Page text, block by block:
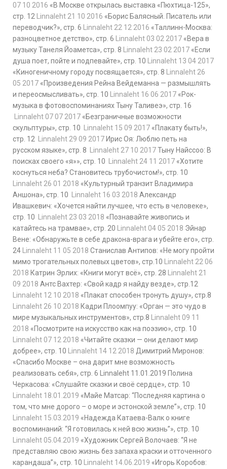
07 10 2016 «В Москве открылась выставка «Пюхтица-125»,
стр. 12
Linnaleht 21 10 2016 «Борис Балясный. Писатель или
переводчик?», стр. 6
Linnaleht 22 12 2016 «Таллинн-Москва:
разноцветное детство», стр. 6
Linnaleht 03 02 2017 «Вера в
музыку Танеля Йоаметса», стр. 8
Linnaleht 23 02 2017 «Если
душа поет, пойте и подпевайте», стр. 10
Linnaleht 13 04 2017
«Киногеничному городу посвящается», стр. 8
Linnaleht 26
05 2017 «Произведения Рейна Вейдеманна — размышлять
и переосмысливать», стр. 10
Linnaleht 16 06 2017 «Рок-
музыка в фотовоспоминаниях Тыну Таливеэ», стр. 16
Linnaleht 07 07 2017 «Безграничные возможности
скульптуры», стр. 10
Linnaleht 15 09 2017 «Плакату быть!»,
стр. 12
Linnaleht 29 09 2017 Ирис Оя: Люблю петь на
русском языке», стр. 8
Linnaleht 27 10 2017Тыну Найссоо: В
поисках своего «я»», стр. 10
Linnaleht 24 11 2017 «Хотите
коснуться неба? Становитесь трубочистом!», стр. 10
Linnaleht 26 01 2018 «Культурный транзит Владимира
Аншона», стр. 10
Linnaleht 16 03 2018 Александр
Ивашкевич: «Хочется найти лучшее, что есть в человеке»,
стр. 10
Linnaleht 23 03 2018 «Познавайте живопись и
катайтесь на трамвае», стр. 20
Linnaleht 04 05 2018 Эйнар
Вене: «Обнаружьте в себе дракона-врага и убейте его», стр.
24
Linnaleht 11 05 2018 Станислав Антипов: «Не могу пройти
мимо трогательных полевых цветов», стр.10
Linnaleht 22 06
2018 Катрин Эрлих: «Книги могут всё», стр. 28
Linnaleht 21
09 2018 Антс Вахтер: «Свой кадр я найду везде», стр.12
Linnaleht 12 10 2018 «Плакат способен тронуть душу», стр.8
Linnaleht 26 10 2018 Кадри Плоомпуу: «Орган — это чудо в
мире музыкальных инструментов», стр.8
Linnaleht 09 11
2018 «Посмотрите на искусство как на поэзию», стр. 10
Linnaleht 07 12 2018 «Читайте сказки — они делают мир
добрее», стр. 10
Linnaleht 14 12 2018 Димитрий Миронов:
«Спасибо Москве – она дарит мне возможность
реализовать себя», стр. 6 Linnaleht 11.01.2019 Полина
Черкасова: «Слушайте сказки и своё сердце», стр. 10
Linnaleht 18.01.2019 «Майе Матсар: “Последняя картина о
том, что мне дорого – о море и эстонской земле”», стр. 10
Linnaleht 15.03.2019 «Надежда Катаева-Валк о книге
воспоминаний: “Я готовилась к ней всю жизнь”», стр. 10
Linnaleht 05.04.2019 «Художник Сергей Волочаев: “Я не
представляю свою жизнь без запаха краски и отточенного
карандаша”», стр. 10
Linnaleht 14.06.2019 «Игорь Коробов: